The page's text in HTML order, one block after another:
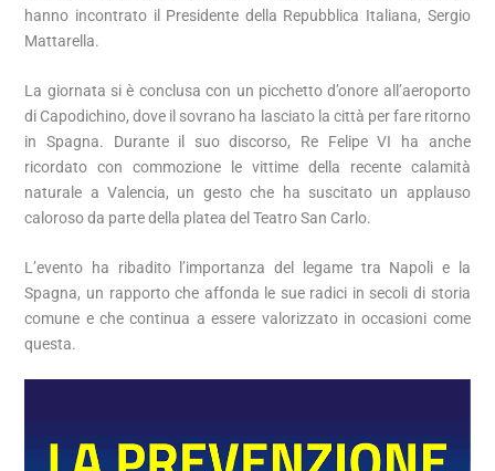
hanno incontrato il Presidente della Repubblica Italiana, Sergio
Mattarella.
La giornata si è conclusa con un picchetto d’onore all’aeroporto
di Capodichino, dove il sovrano ha lasciato la città per fare ritorno
in Spagna. Durante il suo discorso, Re Felipe VI ha anche
ricordato con commozione le vittime della recente calamità
naturale a Valencia, un gesto che ha suscitato un applauso
caloroso da parte della platea del Teatro San Carlo.
L’evento ha ribadito l’importanza del legame tra Napoli e la
Spagna, un rapporto che affonda le sue radici in secoli di storia
comune e che continua a essere valorizzato in occasioni come
questa.